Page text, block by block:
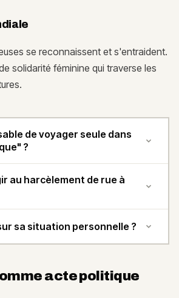
se reconnaissent et s'entraident.
solidarité féminine qui traverse les
de voyager seule dans
?
au harcèlement de rue à
sa situation personnelle ?
acte politique